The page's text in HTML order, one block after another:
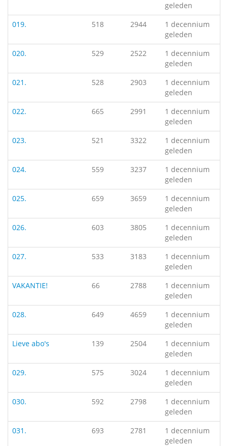
geleden
019.
518 2944
1 decennium
geleden
020.
529 2522
1 decennium
geleden
021.
528 2903
1 decennium
geleden
022.
665 2991
1 decennium
geleden
023.
521 3322
1 decennium
geleden
024.
559 3237
1 decennium
geleden
025.
659 3659
1 decennium
geleden
026.
603 3805
1 decennium
geleden
027.
533 3183
1 decennium
geleden
VAKANTIE!
66 2788
1 decennium
geleden
028.
649 4659
1 decennium
geleden
Lieve abo's
139 2504
1 decennium
geleden
029.
575 3024
1 decennium
geleden
030.
592 2798
1 decennium
geleden
031.
693 2781
1 decennium
geleden